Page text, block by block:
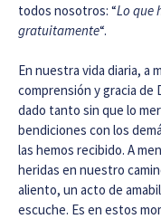
todos nosotros: “Lo que
gratuitamente“.
En nuestra vida diaria, a
comprensión y gracia de
dado tanto sin que lo
bendiciones con los
las hemos recibido. A
heridas en nuestro
aliento, un acto de
escuche. Es en estos